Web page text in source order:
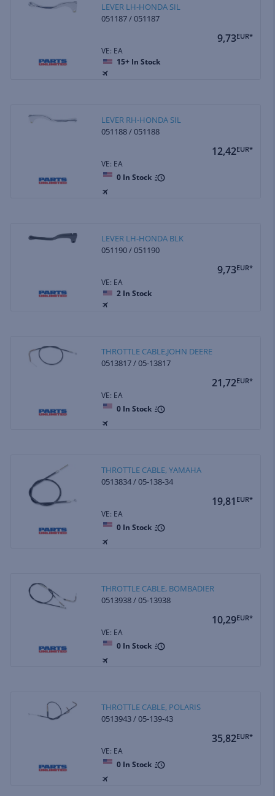
LEVER LH-HONDA SIL
051187 / 051187
9,73EUR*
VE: EA
15+ In Stock
LEVER RH-HONDA SIL
051188 / 051188
12,42EUR*
VE: EA
0 In Stock
LEVER LH-HONDA BLK
051190 / 051190
9,73EUR*
VE: EA
2 In Stock
THROTTLE CABLE,JOHN DEERE
0513817 / 05-13817
21,72EUR*
VE: EA
0 In Stock
THROTTLE CABLE, YAMAHA
0513834 / 05-138-34
19,81 EUR*
VE: EA
0 In Stock
THROTTLE CABLE, BOMBADIER
0513938 / 05-13938
10,29EUR*
VE: EA
0 In Stock
THROTTLE CABLE, POLARIS
0513943 / 05-139-43
35,82EUR*
VE: EA
0 In Stock